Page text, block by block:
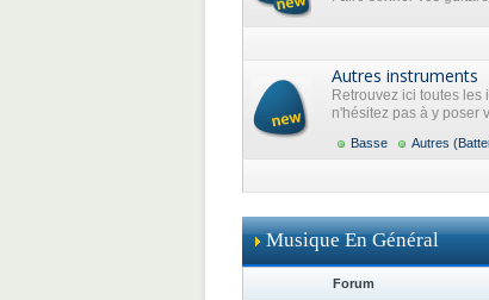
Autres instruments
Retrouvez ici toutes les
n'hésitez pas à y poser
Basse Autres
Musique En Général
Forum